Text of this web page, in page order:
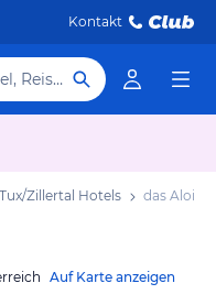
Kontakt
Hotel, Reiseziel
Tux/Zillertal Hotels das Alois
Auf Karte anzeigen